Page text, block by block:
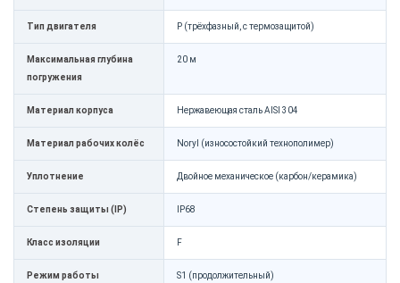
Тип двигателя P (трёхфазный, с термозащитой)
Максимальная глубина
погружения
20 м
Материал корпуса Нержавеющая сталь AISI 304
Материал рабочих колёс Noryl (износостойкий технополимер)
Уплотнение Двойное механическое (карбон/керамика)
Степень защиты (IP) IP68
Класс изоляции F
Режим работы S1 (продолжительный)